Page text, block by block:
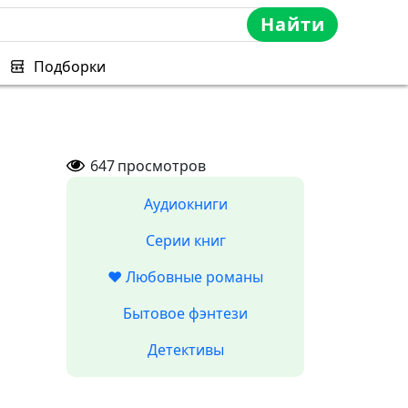
Найти
Подборки
647просмотров
Аудиокниги
Серии книг
❤️ Любовные романы
Бытовое фэнтези
Детективы